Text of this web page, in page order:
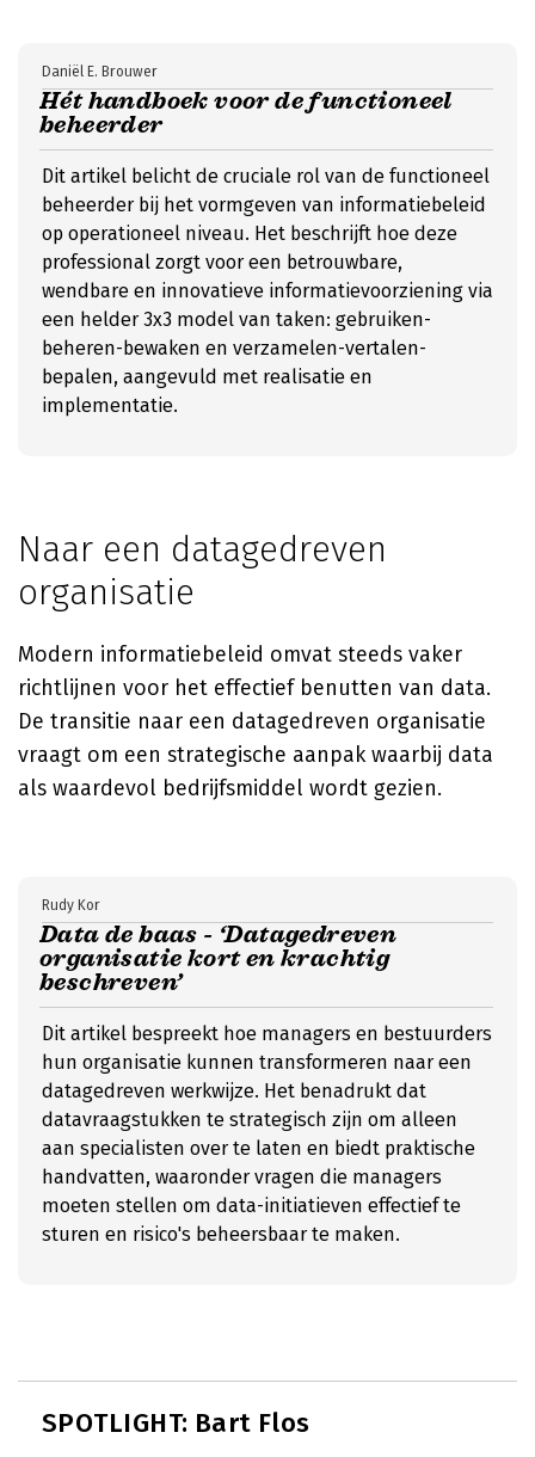
Hét handboek voor de functioneel
beheerder
Daniël E. Brouwer
Dit artikel belicht de cruciale rol van de functioneel
beheerder bij het vormgeven van informatiebeleid
op operationeel niveau. Het beschrijft hoe deze
professional zorgt voor een betrouwbare,
wendbare en innovatieve informatievoorziening via
een helder 3x3 model van taken: gebruiken-
beheren-bewaken en verzamelen-vertalen-
bepalen, aangevuld met realisatie en
implementatie.
Naar een datagedreven
organisatie
Modern informatiebeleid omvat steeds vaker
richtlijnen voor het effectief benutten van data.
De transitie naar een datagedreven organisatie
vraagt om een strategische aanpak waarbij data
als waardevol bedrijfsmiddel wordt gezien.
Data de baas - ‘Datagedreven
organisatie kort en krachtig
beschreven’
Rudy Kor
Dit artikel bespreekt hoe managers en bestuurders
hun organisatie kunnen transformeren naar een
datagedreven werkwijze. Het benadrukt dat
datavraagstukken te strategisch zijn om alleen
aan specialisten over te laten en biedt praktische
handvatten, waaronder vragen die managers
moeten stellen om data-initiatieven effectief te
sturen en risico's beheersbaar te maken.
SPOTLIGHT: Bart Flos